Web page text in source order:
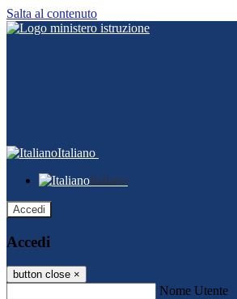
Salta al contenuto
Italiano
Italiano
Accedi
Accedi
button close ×
Nome Utente